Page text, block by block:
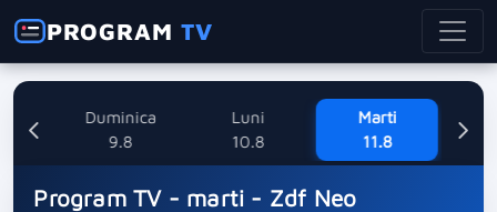
PROGRAMTV
Duminica
9.8
Luni
10.8
Marti
11.8
Program TV - marti - Zdf Neo